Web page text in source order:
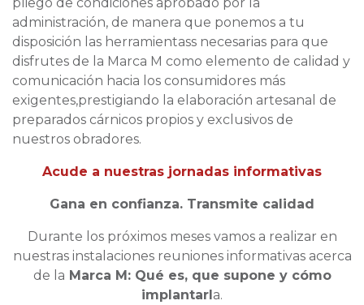
administración, de manera que ponemos a tu
disposición las herramientass necesarias para que
disfrutes de la Marca M como elemento de calidad y
comunicación hacia los consumidores más
exigentes,prestigiando la elaboración artesanal de
preparados cárnicos propios y exclusivos de
nuestros obradores.
Acude a nuestras jornadas informativas
Gana en confianza. Transmite calidad
Durante los próximos meses vamos a realizar en
nuestras instalaciones reuniones informativas acerca
de la Marca M: Qué es, que supone y cómo
implantarla.